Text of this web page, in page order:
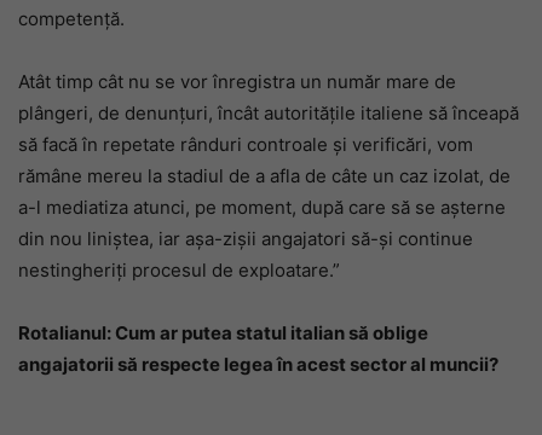
competență.
Atât timp cât nu se vor înregistra un număr mare de
plângeri, de denunțuri, încât autoritățile italiene să înceapă
să facă în repetate rânduri controale și verificări, vom
rămâne mereu la stadiul de a afla de câte un caz izolat, de
a-l mediatiza atunci, pe moment, după care să se așterne
din nou liniștea, iar așa-zișii angajatori să-și continue
nestingheriți procesul de exploatare.”
Rotalianul: Cum ar putea statul italian să oblige
angajatorii să respecte legea în acest sector al muncii?